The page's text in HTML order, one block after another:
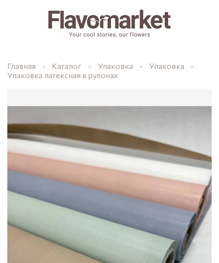
Главная Каталог Упаковка
Упаковка
Упаковка латексная в рулонах